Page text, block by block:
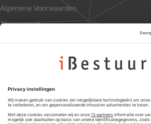
Algemene Voorwaarden
Abonnement
Privacyinstellingen